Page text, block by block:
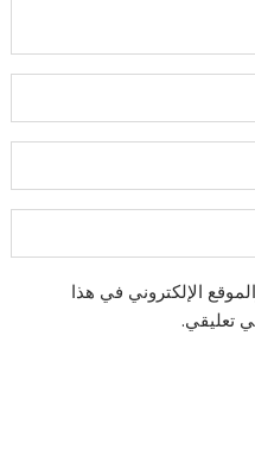
الإلكتروني في هذا
تعليقي.